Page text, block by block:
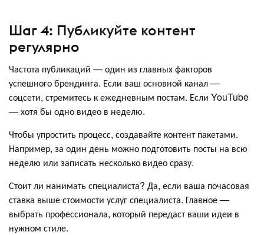
Шаг 4: Публикуйте контент
регулярно
Частота публикаций — один из главных факторов
успешного брендинга. Если ваш основной канал —
соцсети, стремитесь к ежедневным постам. Если YouTube
— хотя бы одно видео в неделю.
Чтобы упростить процесс, создавайте контент пакетами.
Например, за один день можно подготовить посты на всю
неделю или записать несколько видео сразу.
Стоит ли нанимать специалиста? Да, если ваша почасовая
ставка выше стоимости услуг специалиста. Главное —
выбрать профессионала, который передаст ваши идеи в
нужном стиле.